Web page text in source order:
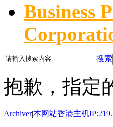
Business
搜索
抱歉，指定
Archiver|本网站香港主机